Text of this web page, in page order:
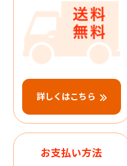
詳しくはこちら
お支払い方法